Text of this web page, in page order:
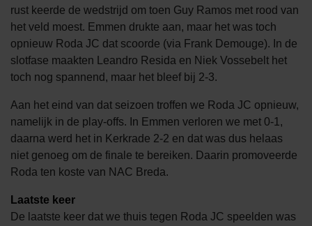
rust keerde de wedstrijd om toen Guy Ramos met rood van
het veld moest. Emmen drukte aan, maar het was toch
opnieuw Roda JC dat scoorde (via Frank Demouge). In de
slotfase maakten Leandro Resida en Niek Vossebelt het
toch nog spannend, maar het bleef bij 2-3.
Aan het eind van dat seizoen troffen we Roda JC opnieuw,
namelijk in de play-offs. In Emmen verloren we met 0-1,
daarna werd het in Kerkrade 2-2 en dat was dus helaas
niet genoeg om de finale te bereiken. Daarin promoveerde
Roda ten koste van NAC Breda.
Laatste keer
De laatste keer dat we thuis tegen Roda JC speelden was